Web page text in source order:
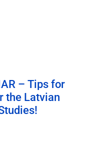
– Tips for
the Latvian